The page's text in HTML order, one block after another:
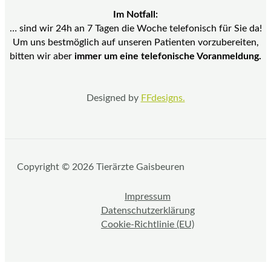
Im Notfall:
… sind wir 24h an 7 Tagen die Woche telefonisch für Sie da!
Um uns bestmöglich auf unseren Patienten vorzubereiten,
bitten wir aber immer um eine telefonische Voranmeldung.
Designed by FFdesigns.
Copyright © 2026 Tierärzte Gaisbeuren
Impressum
Datenschutzerklärung
Cookie-Richtlinie (EU)